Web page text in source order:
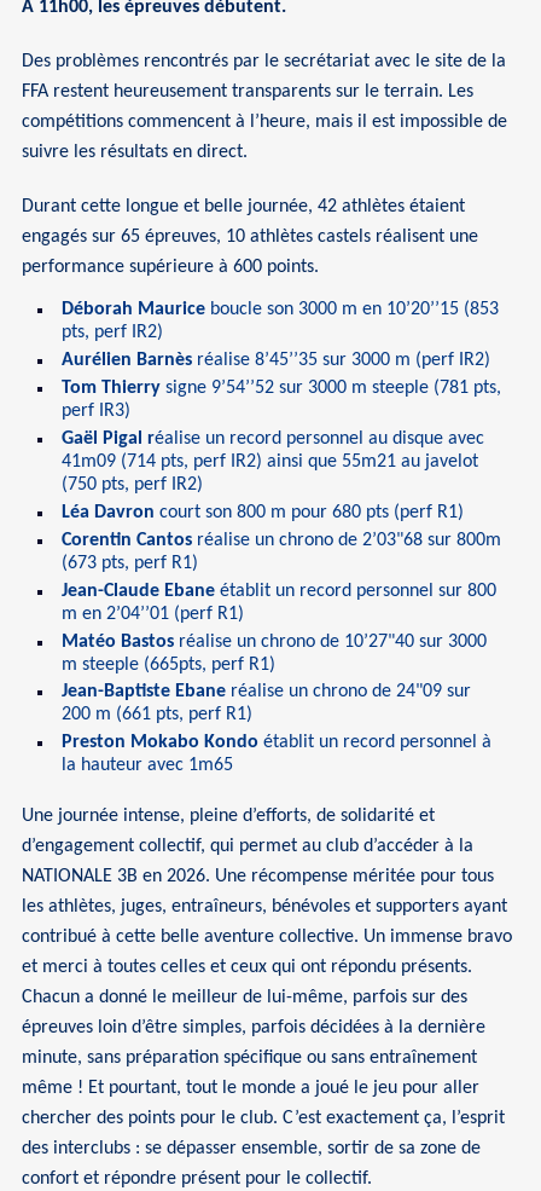
À 11h00, les épreuves débutent.
Des problèmes rencontrés par le secrétariat avec le site de la
FFA restent heureusement transparents sur le terrain. Les
compétitions commencent à l’heure, mais il est impossible de
suivre les résultats en direct.
Durant cette longue et belle journée, 42 athlètes étaient
engagés sur 65 épreuves, 10 athlètes castels réalisent une
performance supérieure à 600 points.
Déborah Maurice boucle son 3000 m en 10’20’’15 (853
pts, perf IR2)
Aurélien Barnèsréalise 8’45’’35 sur 3000 m (perf IR2)
Tom Thierrysigne 9’54’’52 sur 3000 m steeple (781 pts,
perf IR3)
Gaël Pigal réalise un record personnel au disque avec
41m09 (714 pts, perf IR2) ainsi que 55m21 au javelot
(750 pts, perf IR2)
Léa Davron court son 800 m pour 680 pts (perf R1)
Corentin Cantosréalise un chrono de 2’03"68 sur 800m
(673 pts, perf R1)
Jean-Claude Ebaneétablit un record personnel sur 800
m en 2’04’’01 (perf R1)
Matéo Bastosréalise un chrono de 10’27"40 sur 3000
m steeple (665pts, perf R1)
Jean-Baptiste Ebaneréalise un chrono de 24"09 sur
200 m (661 pts, perf R1)
Preston Mokabo Kondo établit un record personnel à
la hauteur avec 1m65
Une journée intense, pleine d’efforts, de solidarité et
d’engagement collectif, qui permet au club d’accéder à la
NATIONALE 3B en 2026. Une récompense méritée pour tous
les athlètes, juges, entraîneurs, bénévoles et supporters ayant
contribué à cette belle aventure collective. Un immense bravo
et merci à toutes celles et ceux qui ont répondu présents.
Chacun a donné le meilleur de lui-même, parfois sur des
épreuves loin d’être simples, parfois décidées à la dernière
minute, sans préparation spécifique ou sans entraînement
même ! Et pourtant, tout le monde a joué le jeu pour aller
chercher des points pour le club. C’est exactement ça, l’esprit
des interclubs : se dépasser ensemble, sortir de sa zone de
confort et répondre présent pour le collectif.